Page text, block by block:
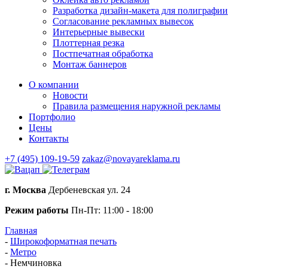
Разработка дизайн-макета для полиграфии
Согласование рекламных вывесок
Интерьерные вывески
Плоттерная резка
Постпечатная обработка
Монтаж баннеров
О компании
Новости
Правила размещения наружной рекламы
Портфолио
Цены
Контакты
+7 (495) 109-19-59 zakaz@novayareklama.ru
г. Москва Дербеневская ул. 24
Режим работы Пн-Пт: 11:00 - 18:00
Главная
- Широкоформатная печать
- Метро
- Немчиновка